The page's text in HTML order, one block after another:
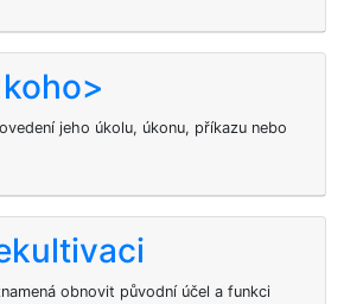
jeho úkolu, úkonu, příkazu nebo
obnovit původní účel a funkci